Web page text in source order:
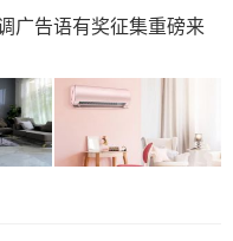
广告语有奖征集重磅来